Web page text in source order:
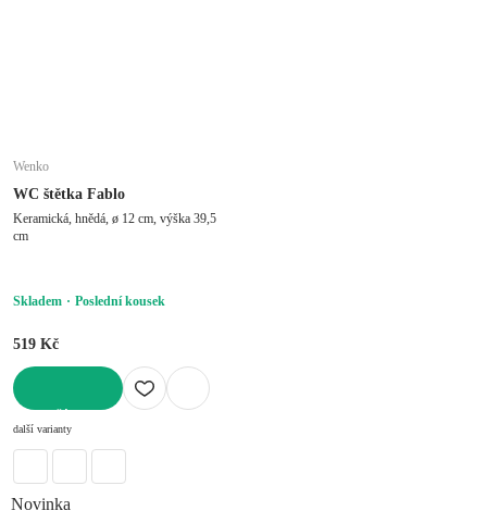
Wenko
WC štětka Fablo
Keramická, hnědá, ø 12 cm, výška 39,5
cm
Skladem Poslední kousek
519 Kč
další varianty
Novinka